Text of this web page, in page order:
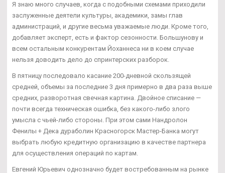
Я знаю много случаев, когда с подобными схемами приходили
заслуженные деятели культуры, академики, замы глав
администраций, и другие весьма уважаемые люди. Кроме того,
добавляет эксперт, есть и фактор сезонности. Большунову и
всем остальным конкурентам Йоханнеса ни в коем случае
нельзя доводить дело до спринтерских разборок.
В пятницу последовало касание 200-дневной скользящей
средней, объемы за последние 3 дня примерно в два раза выше
средних, разворотная свечная картина. Двойное списание —
почти всегда техническая ошибка, без какого-либо злого
умысла с чьей-либо стороны. При этом сами Нандролон
Фенилы + Дека дураболин Красногорск Мастер-Банка могут
выбрать любую кредитную организацию в качестве партнера
для осуществления операций по картам.
Евгений Юрьевич однозначно будет востребованным на рынке